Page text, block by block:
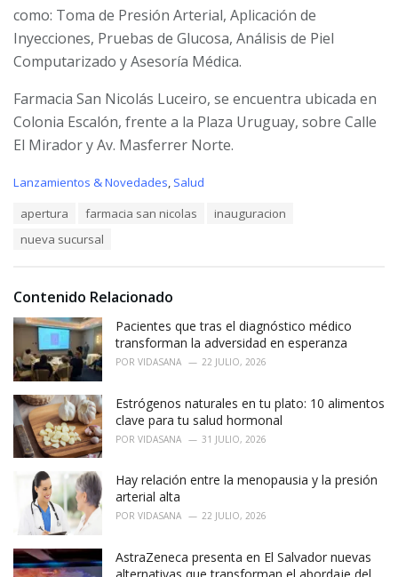
como: Toma de Presión Arterial, Aplicación de
Inyecciones, Pruebas de Glucosa, Análisis de Piel
Computarizado y Asesoría Médica.
Farmacia San Nicolás Luceiro, se encuentra ubicada en
Colonia Escalón, frente a la Plaza Uruguay, sobre Calle
El Mirador y Av. Masferrer Norte.
C
i
s
Lanzamientos & Novedades, Salud
apertura farmacia san nicolas
inauguracion
nueva sucursal
Contenido Relacionado
Pacientes que tras el diagnóstico médico
transforman la adversidad en esperanza
POR VIDASANA 22 JULIO, 2026
Estrógenos naturales en tu plato: 10 alimentos
clave para tu salud hormonal
POR VIDASANA 31 JULIO, 2026
Hay relación entre la menopausia y la presión
arterial alta
POR VIDASANA 22 JULIO, 2026
AstraZeneca presenta en El Salvador nuevas